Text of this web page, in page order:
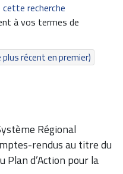
recherche
à vos termes de
plus récent en premier)
Régional
rendus au titre du
Plan d’Action pour la